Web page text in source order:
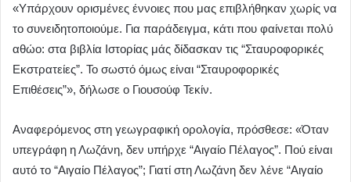
«Υπάρχουν ορισμένες έννοιες που μας επιβλήθηκαν χωρίς να
το συνειδητοποιούμε. Για παράδειγμα, κάτι που φαίνεται πολύ
αθώο: στα βιβλία Ιστορίας μάς δίδασκαν τις “Σταυροφορικές
Εκστρατείες”. Το σωστό όμως είναι “Σταυροφορικές
Επιθέσεις”», δήλωσε ο Γιουσούφ Τεκίν.
Αναφερόμενος στη γεωγραφική ορολογία, πρόσθεσε: «Όταν
υπεγράφη η Λωζάνη, δεν υπήρχε “Αιγαίο Πέλαγος”. Πού είναι
αυτό το “Αιγαίο Πέλαγος”; Γιατί στη Λωζάνη δεν λένε “Αιγαίο